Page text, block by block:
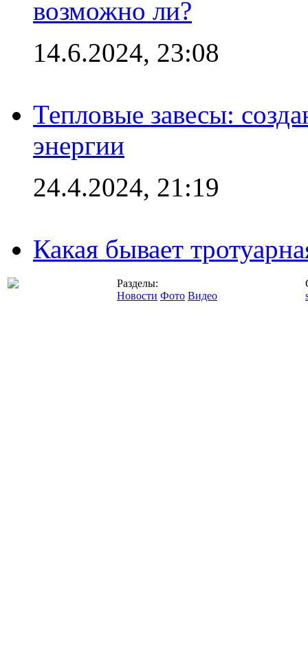
возможно ли?
14.6.2024, 23:08
Тепловые завесы:
энергии
24.4.2024, 21:19
Какая бывает
Разделы:
Новости Фото Видео